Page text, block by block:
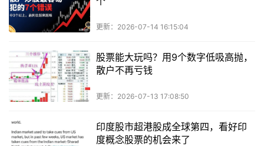
更新：2026-07-14 16:15:04
股票能大玩吗？用9个数字低吸高抛，
散户不再亏钱
更新：2026-07-13 17:08:50
印度股市超港股成全球第四，看好印
度概念股票的机会来了